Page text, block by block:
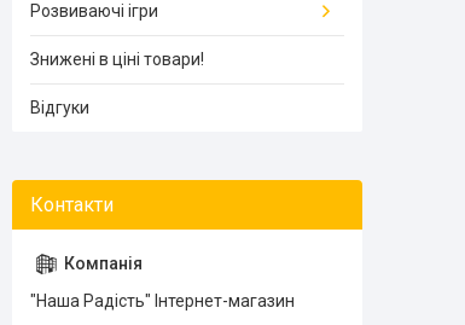
Розвиваючі ігри
Знижені в ціні товари!
Відгуки
"Наша Радість" Інтернет-магазин